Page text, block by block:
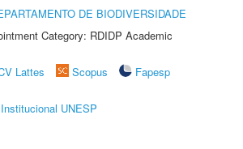
DE BIODIVERSIDADE
Category: RDIDP Academic
Lattes Scopus
Fapesp
UNESP